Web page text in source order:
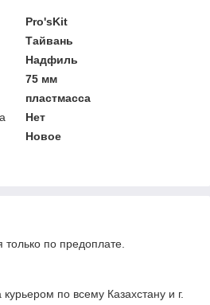
Pro'sKit
Тайвань
Надфиль
75 мм
пластмасса
Нет
Новое
только по предоплате.
по всему Казахстану и г.